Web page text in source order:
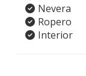
Nevera
Ropero
Interior